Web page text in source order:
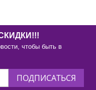
чтобы быть в
ПОДПИСАТЬСЯ